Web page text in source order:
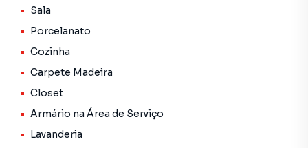
Sala
Porcelanato
Cozinha
Carpete Madeira
Closet
Armário na Área de Serviço
Lavanderia